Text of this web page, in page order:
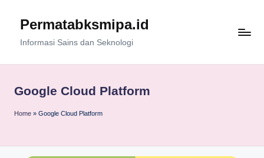
Permatabksmipa.id
Informasi Sains dan Seknologi
Google Cloud Platform
Home » Google Cloud Platform